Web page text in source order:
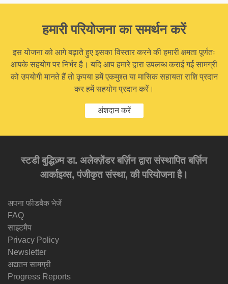
हमारी परियोजना का समर्थन करें
इस योजना को आगे बढ़ाते हुए इसका विस्तार करने की हमारी क्षमता पूर्णतः
आपके सहयोग पर निर्भर है। यदि आप हमारे द्वारा उपलब्ध कराई गई सामग्री
को उपयोगी मानते हैं तो कृपया हमें एकमुश्त या मासिक सहायता राशि प्रदान
कर हमें सहयोग प्रदान करें।
अंशदान करें
स्टडी बुद्धिज़्म डा. अलेक्ज़ेंडर बर्ज़िन द्वारा संस्थापित बर्ज़िन
आर्काइव्स, पंजीकृत संस्था, की परियोजना है।
अपना फीडबैक भेजें
FAQ
साइटमैप
Privacy Policy
Newsletter
अद्यतन सामग्री
Progress Reports